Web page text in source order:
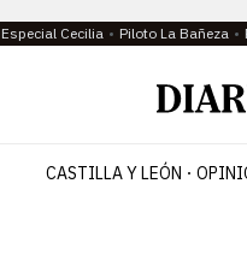
Especial Cecilia Piloto La Bañeza
CASTILLA Y LEÓN